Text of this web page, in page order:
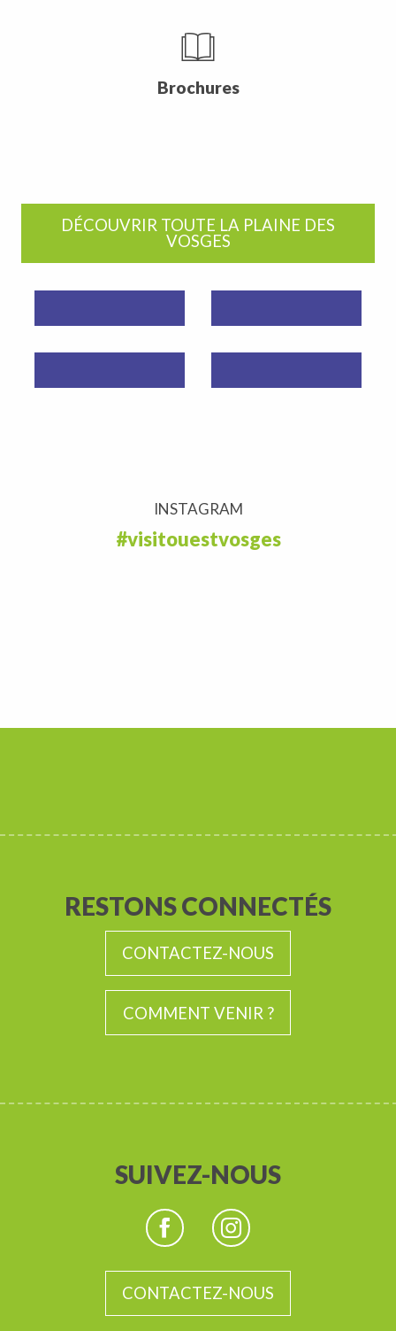
Brochures
DÉCOUVRIR TOUTE LA PLAINE DES
VOSGES
INSTAGRAM
#visitouestvosges
RESTONS CONNECTÉS
CONTACTEZ-NOUS
COMMENT VENIR ?
SUIVEZ-NOUS
CONTACTEZ-NOUS